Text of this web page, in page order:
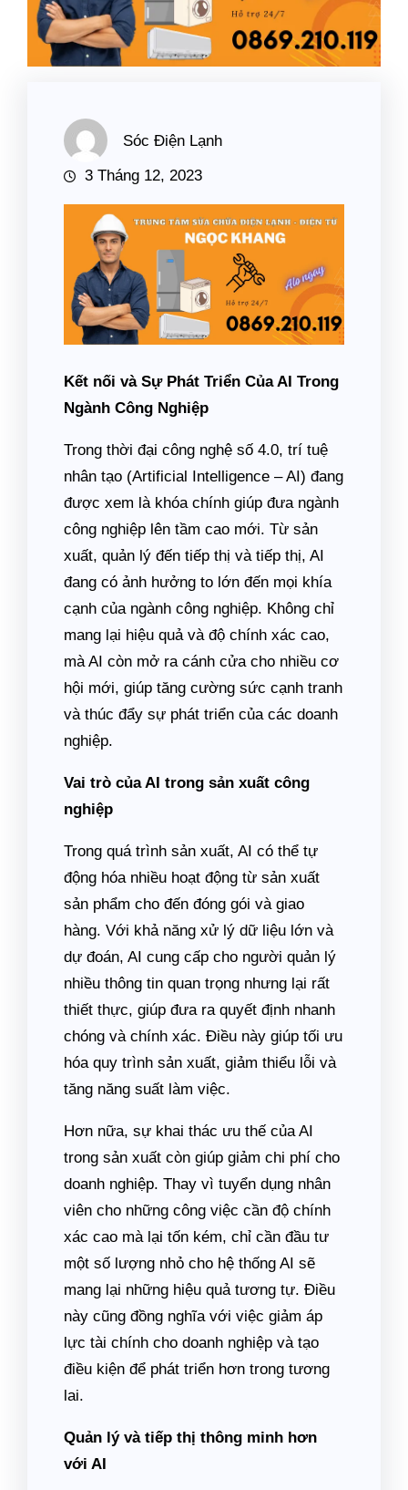
Sóc Điện Lạnh
3 Tháng 12, 2023
Kết nối và Sự Phát Triển Của AI Trong
Ngành Công Nghiệp
Trong thời đại công nghệ số 4.0, trí tuệ
nhân tạo (Artificial Intelligence – AI) đang
được xem là khóa chính giúp đưa ngành
công nghiệp lên tầm cao mới. Từ sản
xuất, quản lý đến tiếp thị và tiếp thị, AI
đang có ảnh hưởng to lớn đến mọi khía
cạnh của ngành công nghiệp. Không chỉ
mang lại hiệu quả và độ chính xác cao,
mà AI còn mở ra cánh cửa cho nhiều cơ
hội mới, giúp tăng cường sức cạnh tranh
và thúc đẩy sự phát triển của các doanh
nghiệp.
Vai trò của AI trong sản xuất công
nghiệp
Trong quá trình sản xuất, AI có thể tự
động hóa nhiều hoạt động từ sản xuất
sản phẩm cho đến đóng gói và giao
hàng. Với khả năng xử lý dữ liệu lớn và
dự đoán, AI cung cấp cho người quản lý
nhiều thông tin quan trọng nhưng lại rất
thiết thực, giúp đưa ra quyết định nhanh
chóng và chính xác. Điều này giúp tối ưu
hóa quy trình sản xuất, giảm thiểu lỗi và
tăng năng suất làm việc.
Hơn nữa, sự khai thác ưu thế của AI
trong sản xuất còn giúp giảm chi phí cho
doanh nghiệp. Thay vì tuyển dụng nhân
viên cho những công việc cần độ chính
xác cao mà lại tốn kém, chỉ cần đầu tư
một số lượng nhỏ cho hệ thống AI sẽ
mang lại những hiệu quả tương tự. Điều
này cũng đồng nghĩa với việc giảm áp
lực tài chính cho doanh nghiệp và tạo
điều kiện để phát triển hơn trong tương
lai.
Quản lý và tiếp thị thông minh hơn
với AI